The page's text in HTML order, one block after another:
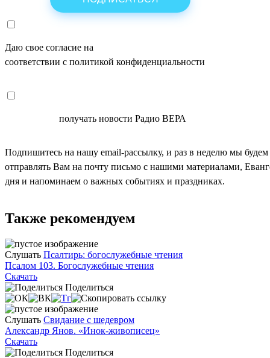
Даю свое согласие на
соответствии с политикой конфиденциальности
получать новости Радио ВЕРА
Подпишитесь на нашу email-рассылку, и раз в неделю мы будем
отправлять Вам на почту письмо с нашими материалами,
дня и напоминаем о важных событиях и праздниках.
Также рекомендуем
Слушать Псалтирь: богослужебные чтения
Псалом 103. Богослужебные чтения
Скачать
Поделиться
Слушать Свидание с шедевром
Александр Янов. «Инок-живописец»
Скачать
Поделиться